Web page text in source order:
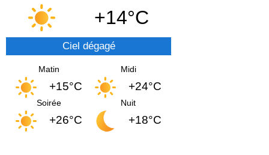
+14°C
Ciel dégagé
Matin
+15°C
Midi
+24°C
Soirée
+26°C
Nuit
+18°C